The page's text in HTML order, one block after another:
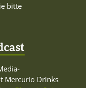
bitte
Mercurio Drinks